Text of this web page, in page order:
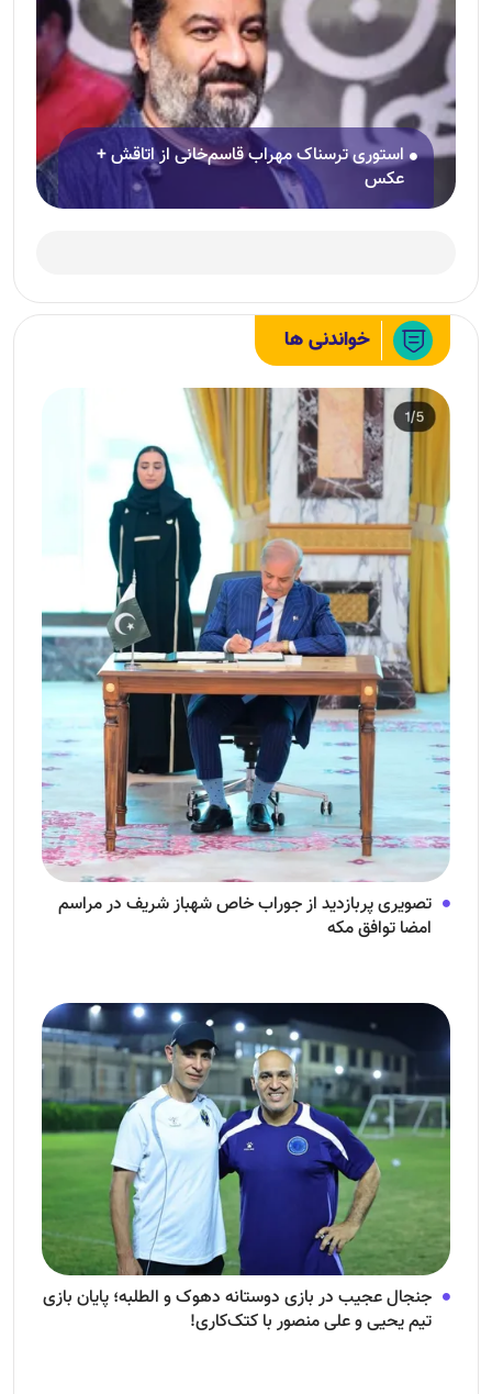
استوری ترسناک مهراب قاسم‌خانی از اتاقش +
عکس
خواندنی ها
تصویری پربازدید از جوراب‌ خاص شهباز شریف در مراسم
امضا توافق‌ مکه
جنجال عجیب در بازی دوستانه دهوک و الطلبه؛ پایان بازی
تیم یحیی و علی منصور با کتک‌کاری!